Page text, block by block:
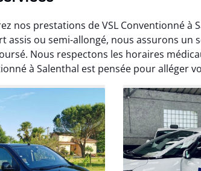
nos prestations de VSL Conventionné
assis ou semi-allongé, nous assurons un
Nous respectons les horaires
à Salenthal est pensée pour alléger
Arnaud
30 janvier
Très satisfait
tout s’est